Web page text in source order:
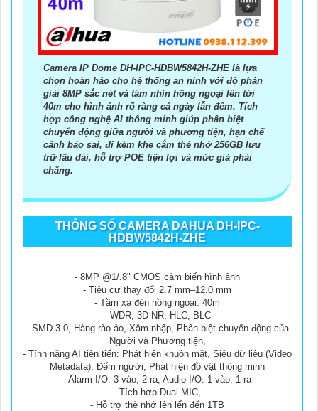
camera kim loại hoàn hảo.
Camera IP Dome DH-IPC-HDBW5842H-ZHE là lựa
chọn hoàn hảo cho hệ thống an ninh với độ phân
giải 8MP sắc nét và tầm nhìn hồng ngoại lên tới
40m cho hình ảnh rõ ràng cả ngày lẫn đêm. Tích
hợp công nghệ AI thông minh giúp phân biệt
chuyển động giữa người và phương tiện, hạn chế
cảnh báo sai, đi kèm khe cắm thẻ nhớ 256GB lưu
trữ lâu dài, hỗ trợ POE tiện lợi và mức giá phải
chăng.
THÔNG SỐ CAMERA DAHUA DH-IPC-
HDBW5842H-ZHE
- 8MP @1/.8" CMOS cảm biến hình ảnh
- Tiêu cự thay đổi 2.7 mm–12.0 mm
- Tầm xa đèn hồng ngoại: 40m
- WDR, 3D NR, HLC, BLC
- SMD 3.0, Hàng rào ảo, Xâm nhập, Phân biệt chuyển động của
Người và Phương tiện,
- Tính năng AI tiên tiến: Phát hiện khuôn mặt, Siêu dữ liệu (Video
Metadata), Đếm người, Phát hiện đồ vật thông minh
- Alarm I/O: 3 vào, 2 ra; Audio I/O: 1 vào, 1 ra
- Tích hợp Dual MIC,
- Hỗ trợ thẻ nhớ lên lến đến 1TB